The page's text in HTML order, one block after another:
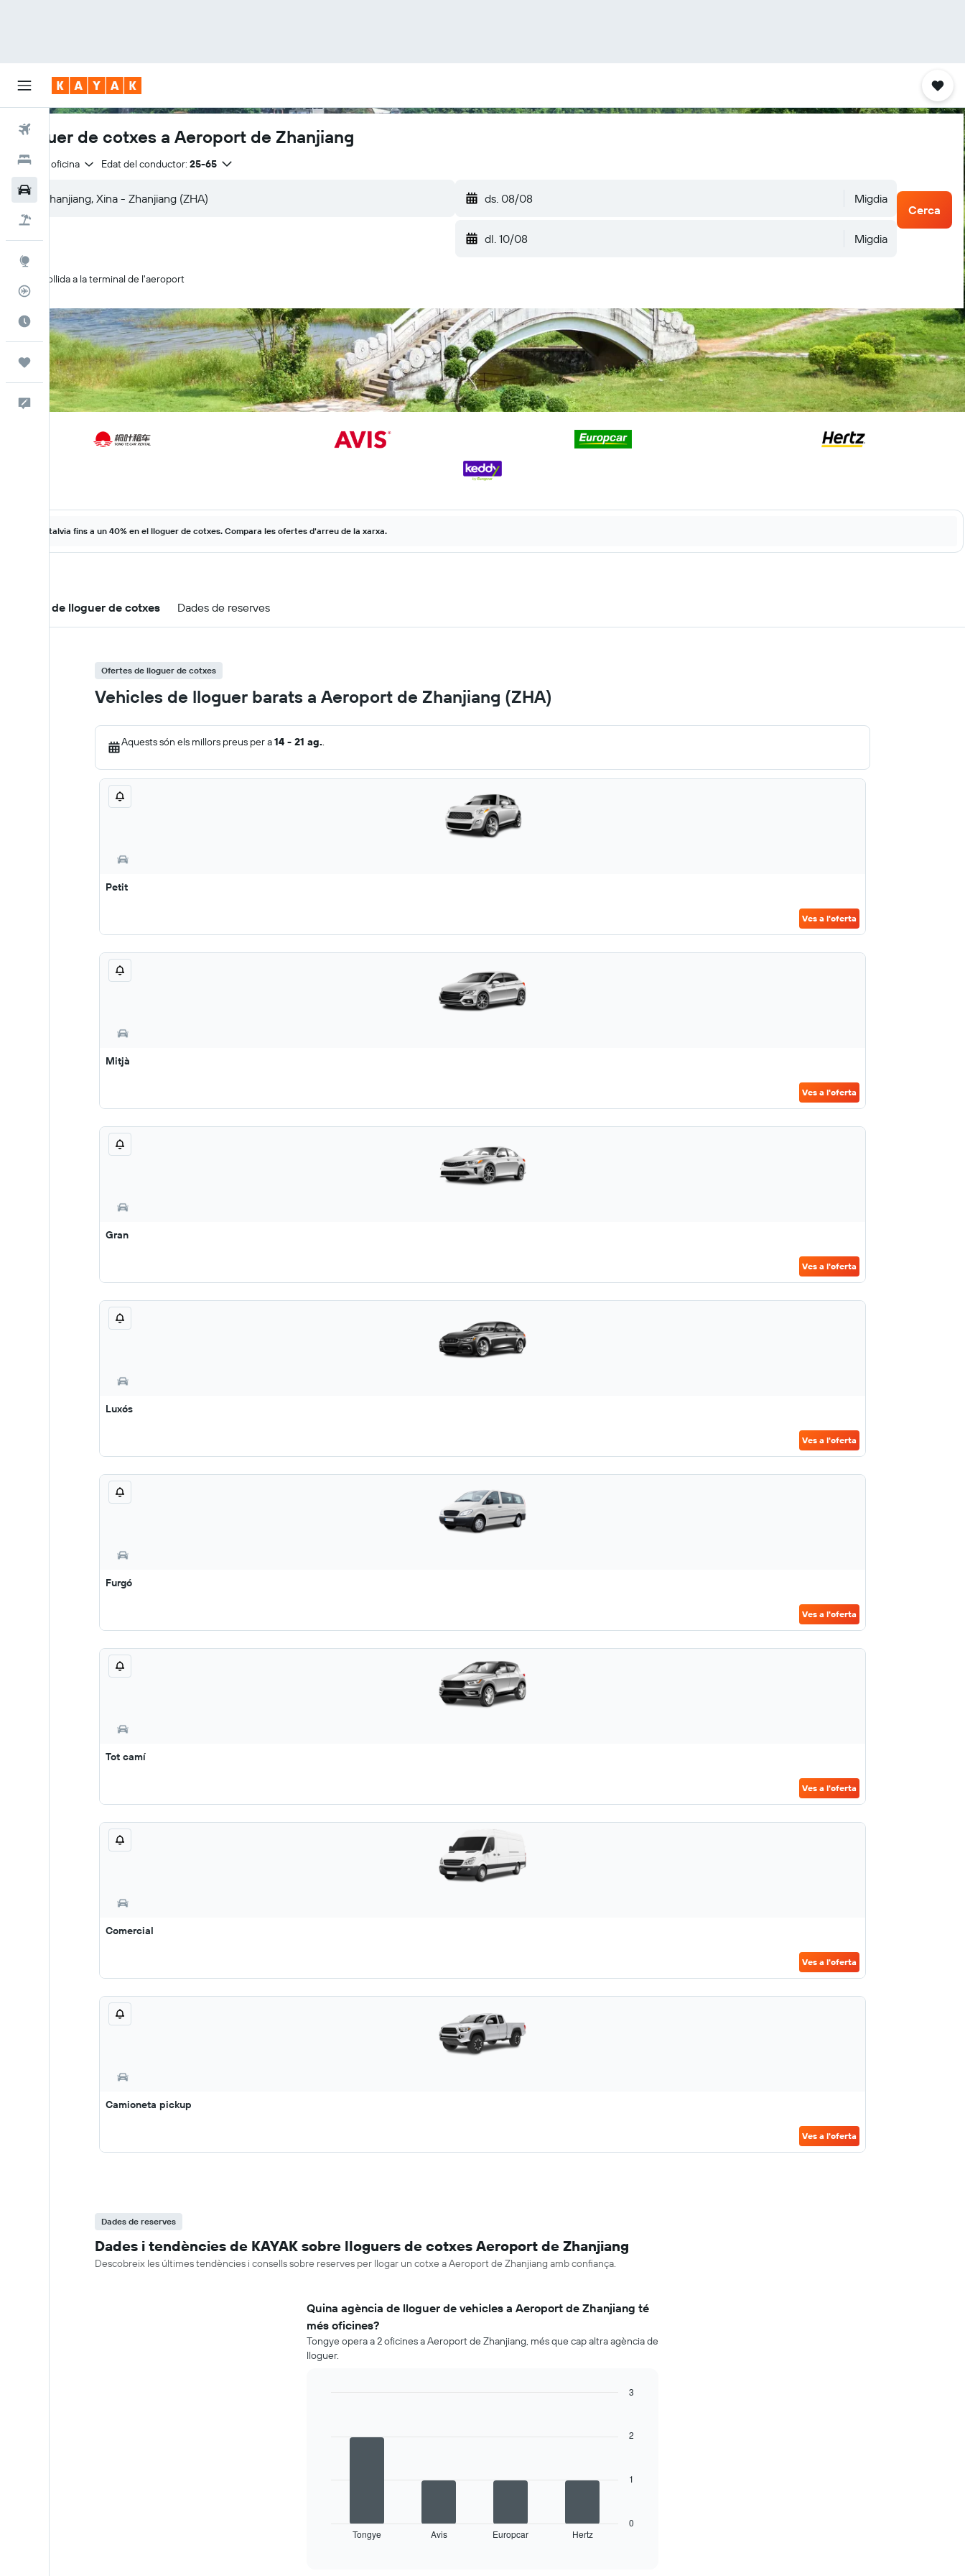
Hotels
El millor moment per viatjar
Viatges
Escriu-nos
Lloguer de cotxes a Aeroport de Zhanjiang
Mateixa oficina Edat del conductor: 25-65
ds. 08/08 Migdia
dl. 10/08 Migdia
Cerca
Recollida a la terminal de l'aeroport
Estalvia fins a un 40% en el lloguer de cotxes. Compara les ofertes d'arreu de la xarxa.
Ofertes de lloguer de cotxes Dades de reserves
Ofertes de lloguer de cotxes
Vehicles de lloguer barats a Aeroport de Zhanjiang (ZHA)
Aquests són els millors preus per a14 - 21 ag..
Petit
Ves a l'oferta
Mitjà
Ves a l'oferta
Gran
Ves a l'oferta
Luxós
Ves a l'oferta
Furgó
Ves a l'oferta
Tot camí
Ves a l'oferta
Comercial
Ves a l'oferta
Camioneta pickup
Ves a l'oferta
Dades de reserves
Dades i tendències de KAYAK sobre lloguers de cotxes Aeroport de Zhanjiang
Descobreix les últimes tendències i consells sobre reserves per llogar un cotxe a Aeroport de Zhanjiang amb confiança.
Quina agència de lloguer de vehicles a Aeroport de Zhanjiang té
més oficines?
Tongye opera a 2 oficines a Aeroport de Zhanjiang, més que cap altra agència de
lloguer.
mostra
Tongye Avis Europcar Hertz
0
1
2
3